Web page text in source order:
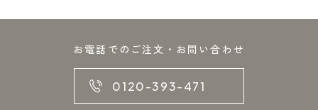
お電話でのご注文・お問い合わせ
0120-393-471